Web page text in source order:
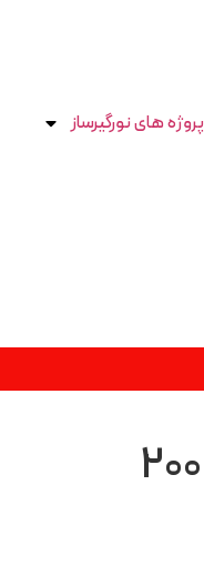
پروژه های نورگیرساز